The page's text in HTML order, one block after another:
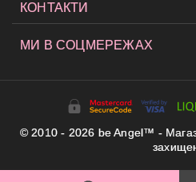
КОНТАКТИ
МИ В СОЦМЕРЕЖАХ
© 2010 - 2026 be Angel™ -